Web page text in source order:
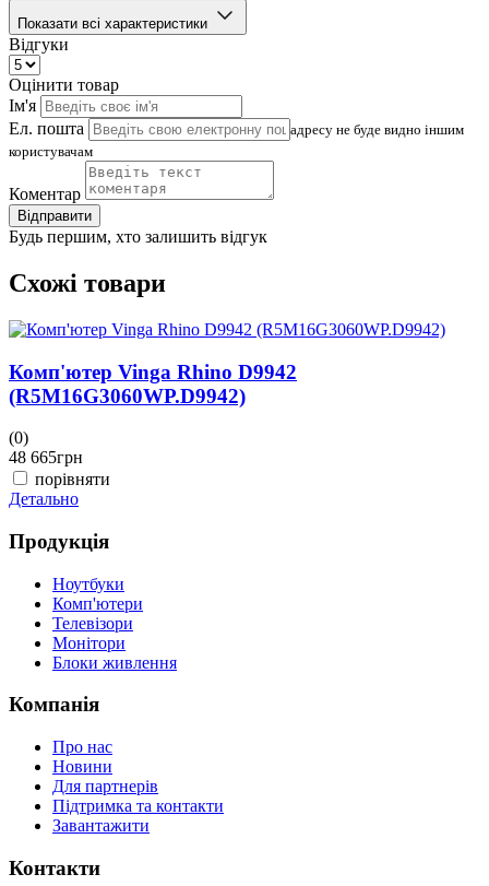
Показати всі характеристики
Відгуки
Оцінити товар
Ім'я
Ел. пошта
адресу не буде видно іншим
користувачам
Коментар
Відправити
Будь першим, хто залишить відгук
Схожі товари
Комп'ютер Vinga Rhino D9942
(R5M16G3060WP.D9942)
(0)
48 665грн
порівняти
Детально
Продукція
Ноутбуки
Комп'ютери
Телевізори
Монітори
Блоки живлення
Компанія
Про нас
Новини
Для партнерів
Підтримка та контакти
Завантажити
Контакти